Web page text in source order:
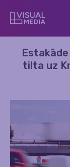
tilta uz